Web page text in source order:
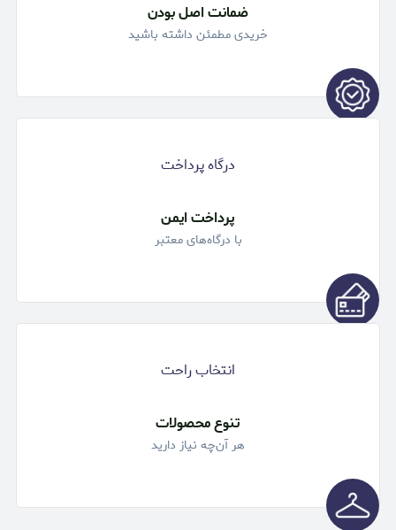
ضمانت اصل بودن
خریدی مطمئن داشته باشید
درگاه پرداخت
پرداخت ایمن
با درگاه‌های معتبر
انتخاب راحت
تنوع محصولات
هر آن‌چه نیاز دارید